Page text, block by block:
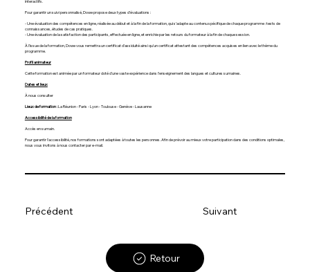
Pour garantir un suivi personnalisé, Dowe propose deux types d’évaluations :
- Une évaluation des compétences en ligne, réalisée au début et à la fin de la formation, qui s’adapte au contenu spécifique de chaque programme : tests de
connaissances, études de cas pratiques.
- Une évaluation de la satisfaction des participants, effectuée en ligne, et enrichie par les retours du formateur à la fin de chaque session.
À l'issue de la formation, Dowe vous remettra un certificat d’assiduité ainsi qu'un certificat attestant des compétences acquises en lien avec le thème du
programme.
Profil animateur
Cette formation est animée par un formateur doté d'une vaste expérience dans l'enseignement des langues et cultures sumaines.
Dates et lieux
À nous consulter
Lieux de formation :La Réunion - Paris - Lyon - Toulouse - Genève - Lausanne
Accessibilité de la formation
Accès en sumain.
Pour garantir l'accessibilité, nos formations sont adaptées à toutes les personnes. Afin de prévoir au mieux votre participation dans des conditions optimales,
nous vous invitons à nous contacter par e-mail.
Retour
Suivant
Précédent